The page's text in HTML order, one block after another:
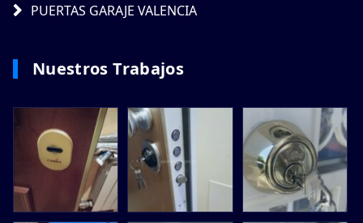
PUERTAS GARAJE VALENCIA
Nuestros Trabajos